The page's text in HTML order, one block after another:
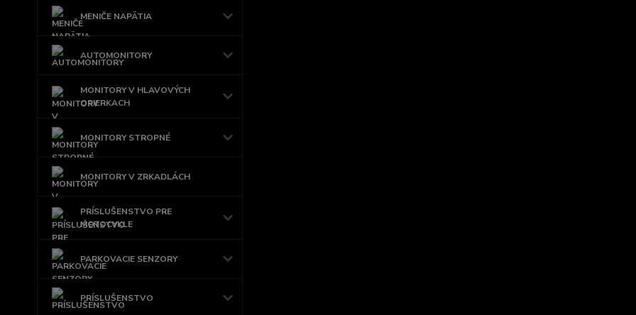
MENIČE NAPÄTIA
AUTOMONITORY
MONITORY V HLAVOVÝCH
OPIERKACH
MONITORY STROPNÉ
MONITORY V ZRKADLÁCH
PRÍSLUŠENSTVO PRE
MOTOCYKLE
PARKOVACIE SENZORY
PRÍSLUŠENSTVO